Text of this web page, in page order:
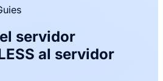
servidor
al servidor